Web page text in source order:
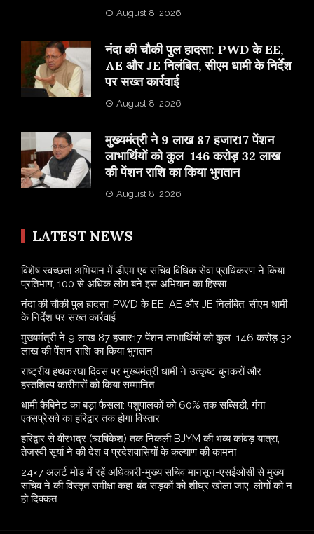
August 8, 2026
नंदा की चौकी पुल हादसा: PWD के EE,
AE और JE निलंबित, सीएम धामी के निर्देश
पर सख्त कार्रवाई
August 8, 2026
मुख्यमंत्री ने 9 लाख 87 हजार17 पेंशन
लाभार्थियों को कुल 146 करोड़ 32 लाख
की पेंशन राशि का किया भुगतान
August 8, 2026
LATEST NEWS
विशेष स्वच्छता अभियान में डीएम एवं सचिव विधिक सेवा प्राधिकरण ने किया
प्रतिभाग, 100 से अधिक लोग बने इस अभियान का हिस्सा
नंदा की चौकी पुल हादसा: PWD के EE, AE और JE निलंबित, सीएम धामी
के निर्देश पर सख्त कार्रवाई
मुख्यमंत्री ने 9 लाख 87 हजार17 पेंशन लाभार्थियों को कुल 146 करोड़ 32
लाख की पेंशन राशि का किया भुगतान
राष्ट्रीय हथकरघा दिवस पर मुख्यमंत्री धामी ने उत्कृष्ट बुनकरों और
हस्तशिल्प कारीगरों को किया सम्मानित
​धामी कैबिनेट का बड़ा फैसला: पशुपालकों को 60% तक सब्सिडी, गंगा
एक्सप्रेसवे का हरिद्वार तक होगा विस्तार
​हरिद्वार से वीरभद्र (ऋषिकेश) तक निकली BJYM की भव्य कांवड़ यात्रा;
तेजस्वी सूर्या ने की देश व प्रदेशवासियों के कल्याण की कामना
24×7 अलर्ट मोड में रहें अधिकारी-मुख्य सचिव मानसून-एसईओसी से मुख्य
सचिव ने की विस्तृत समीक्षा कहा-बंद सड़कों को शीघ्र खोला जाए, लोगों को न
हो दिक्कत